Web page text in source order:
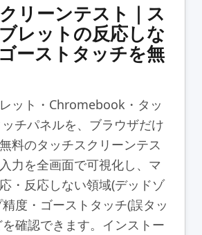
リーンテスト｜ス
レットの反応しな
ーストタッチを無
ット・Chromebook・タッ
チパネルを、ブラウザだけ
料のタッチスクリーンテス
力を全画面で可視化し、マ
・反応しない領域(デッドゾ
度・ゴーストタッチ(誤タッ
確認できます。インストー